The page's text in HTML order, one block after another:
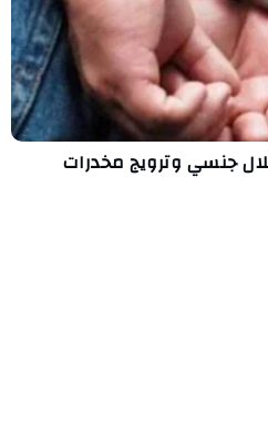
جنسي وترويج مخدرات